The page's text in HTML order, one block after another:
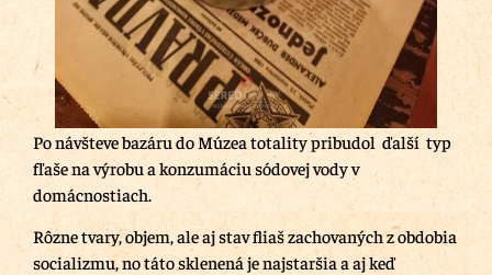
Po návšteve bazáru do Múzea totality pribudol ďalší typ
fľaše na výrobu a konzumáciu sódovej vody v
domácnostiach.
Rôzne tvary, objem, ale aj stav fliaš zachovaných z obdobia
socializmu, no táto sklenená je najstaršia a aj keď